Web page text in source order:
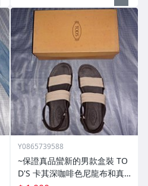
Y0865739588
~保證真品蠻新的男款盒裝 TO
D'S 卡其深咖啡色尼龍布和真